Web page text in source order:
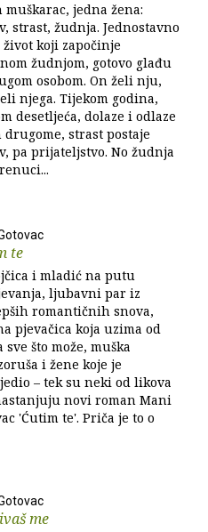
muškarac, jedna žena:
strast, žudnja. Jednostavno
život koji započinje
žudnjom, gotovo glađu
osobom. On želi nju,
njega. Tijekom godina,
desetljeća, dolaze i odlaze
drugome, strast postaje
pa prijateljstvo. No žudnja
te
i mladić na putu
ljubavni par iz
romantičnih snova,
pjevačica koja uzima od
sve što može, muška
i žene koje je
– tek su neki od likova
novi roman Mani
'Ćutim te'. Priča je to o
me